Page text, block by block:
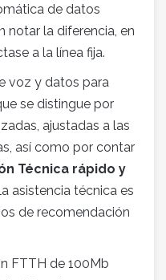
de datos
notar la diferencia, en
a la línea fija.
voz y datos para
se distingue por
ajustadas a las
así como por contar
Técnica rápido y
asistencia técnica es
de recomendación
FTTH de 100Mb